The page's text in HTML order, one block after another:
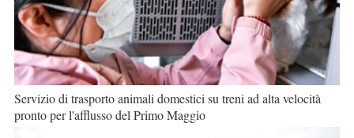
Servizio di trasporto animali domestici su treni ad alta velocità
pronto per l'afflusso del Primo Maggio